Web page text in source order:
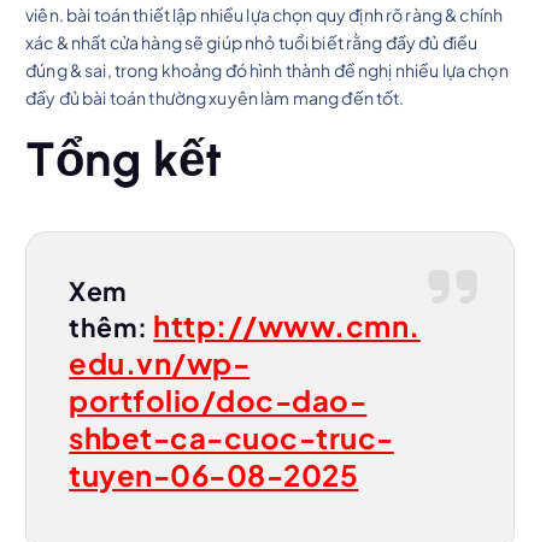
viên. bài toán thiết lập nhiều lựa chọn quy định rõ ràng & chính
xác & nhất cửa hàng sẽ giúp nhỏ tuổi biết rằng đầy đủ điều
đúng & sai, trong khoảng đó hình thành đề nghị nhiều lựa chọn
đầy đủ bài toán thường xuyên làm mang đến tốt.
Tổng kết
Xem
thêm: http://www.cmn.
edu.vn/wp-
portfolio/doc-dao-
shbet-ca-cuoc-truc-
tuyen-06-08-2025